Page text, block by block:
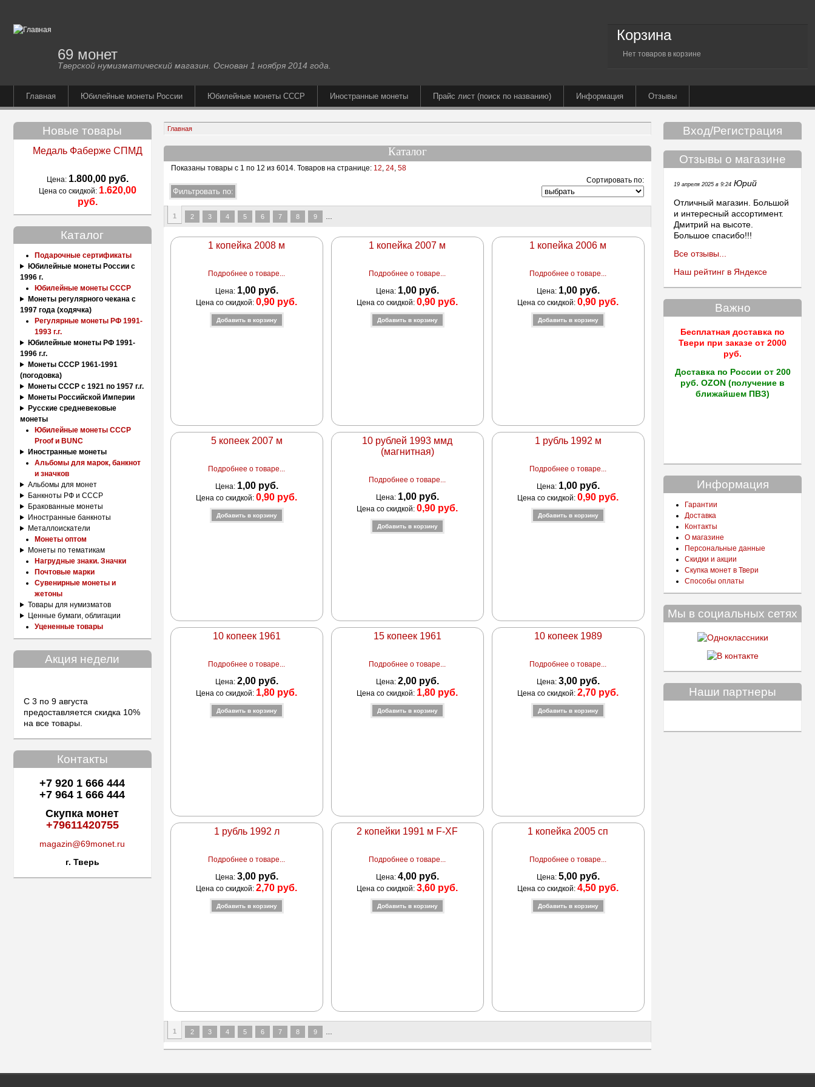
69 монет
Тверской нумизматический магазин. Основан 1 ноября 2014 года.
Корзина
Нет товаров в корзине
Главная Юбилейные монеты России Юбилейные монеты СССР Иностранные монеты Прайс лист (поиск по названию) Информация Отзывы
Новые товары
Медаль Фаберже СПМД
Цена: 1.800,00 руб.
Цена со скидкой: 1.620,00
руб.
Каталог
Подарочные сертификаты
Юбилейные монеты России с
1996 г.
Юбилейные монеты СССР
Монеты регулярного чекана с
1997 года (ходячка)
Регулярные монеты РФ 1991-
1993 г.г.
Юбилейные монеты РФ 1991-
1996 г.г.
Монеты СССР 1961-1991
(погодовка)
Монеты СССР с 1921 по 1957 г.г.
Монеты Российской Империи
Русские средневековые
монеты
Юбилейные монеты СССР
Proof и BUNC
Иностранные монеты
Альбомы для марок, банкнот
и значков
Альбомы для монет
Банкноты РФ и СССР
Бракованные монеты
Иностранные банкноты
Металлоискатели
Монеты оптом
Монеты по тематикам
Нагрудные знаки. Значки
Почтовые марки
Сувенирные монеты и
жетоны
Товары для нумизматов
Ценные бумаги, облигации
Уцененные товары
Акция недели
С 3 по 9 августа
предоставляется скидка 10%
на все товары.
Контакты
+7 920 1 666 444
+7 964 1 666 444
Скупка монет
+79611420755
magazin@69monet.ru
г. Тверь
Главная
Каталог
Показаны товары с 1 по 12 из 6014. Товаров на странице:12, 24, 58
Сортировать по:
1 2 3 4 5 6 7 8 9
1 копейка 2008 м
Подробнее о товаре...
Цена: 1,00 руб.
Цена со скидкой:0,90 руб.
1 копейка 2007 м
Подробнее о товаре...
Цена: 1,00 руб.
Цена со скидкой:0,90 руб.
1 копейка 2006 м
Подробнее о товаре...
Цена: 1,00 руб.
Цена со скидкой:0,90 руб.
5 копеек 2007 м
Подробнее о товаре...
Цена: 1,00 руб.
Цена со скидкой:0,90 руб.
10 рублей 1993 ммд
(магнитная)
Подробнее о товаре...
Цена: 1,00 руб.
Цена со скидкой:0,90 руб.
1 рубль 1992 м
Подробнее о товаре...
Цена: 1,00 руб.
Цена со скидкой:0,90 руб.
10 копеек 1961
Подробнее о товаре...
Цена: 2,00 руб.
Цена со скидкой: 1,80 руб.
15 копеек 1961
Подробнее о товаре...
Цена: 2,00 руб.
Цена со скидкой: 1,80 руб.
10 копеек 1989
Подробнее о товаре...
Цена: 3,00 руб.
Цена со скидкой:2,70 руб.
1 рубль 1992 л
Подробнее о товаре...
Цена: 3,00 руб.
Цена со скидкой:2,70 руб.
2 копейки 1991 м F-XF
Подробнее о товаре...
Цена: 4,00 руб.
Цена со скидкой:3,60 руб.
1 копейка 2005 сп
Подробнее о товаре...
Цена: 5,00 руб.
Цена со скидкой:4,50 руб.
1 2 3 4 5 6 7 8 9
Вход/Регистрация
Отзывы о магазине
19 апреля 2025 в 9:24 Юрий
Отличный магазин. Большой
и интересный ассортимент.
Дмитрий на высоте.
Большое спасибо!!!
Все отзывы...
Наш рейтинг в Яндексе
Важно
Бесплатная доставка по
Твери при заказе от 2000
руб.
Доставка по России от 200
руб. OZON (получение в
ближайшем ПВЗ)
Информация
Гарантии
Доставка
Контакты
О магазине
Персональные данные
Скидки и акции
Скупка монет в Твери
Способы оплаты
Мы в социальных сетях
Наши партнеры